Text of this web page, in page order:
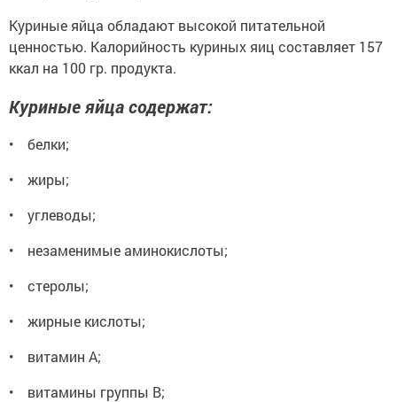
Куриные яйца обладают высокой питательной
ценностью. Калорийность куриных яиц составляет 157
ккал на 100 гр. продукта.
Куриные яйца содержат:
• белки;
• жиры;
• углеводы;
• незаменимые аминокислоты;
• стеролы;
• жирные кислоты;
• витамин А;
• витамины группы В;